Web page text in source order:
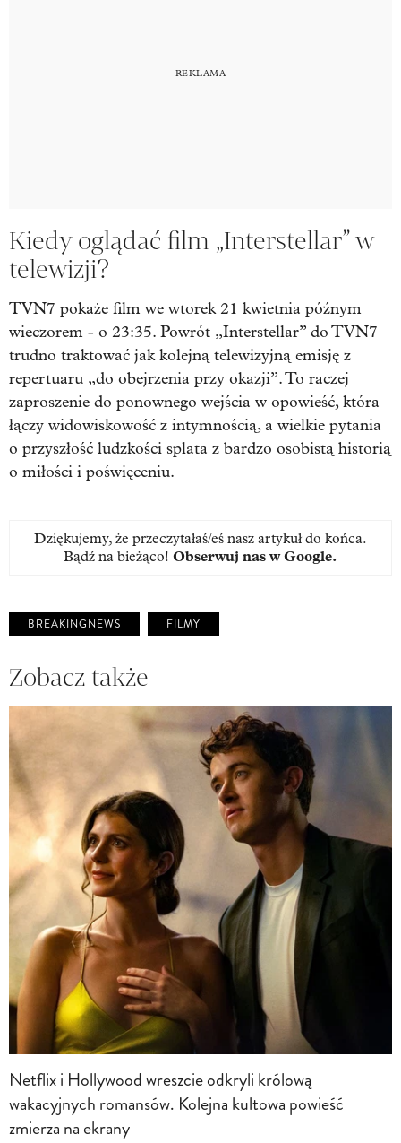
Kiedy oglądać film „Interstellar” w
telewizji?
TVN7 pokaże film we wtorek 21 kwietnia późnym
wieczorem - o 23:35. Powrót „Interstellar” do TVN7
trudno traktować jak kolejną telewizyjną emisję z
repertuaru „do obejrzenia przy okazji”. To raczej
zaproszenie do ponownego wejścia w opowieść, która
łączy widowiskowość z intymnością, a wielkie pytania
o przyszłość ludzkości splata z bardzo osobistą historią
o miłości i poświęceniu.
Dziękujemy, że przeczytałaś/eś nasz artykuł do końca.
Bądź na bieżąco! Obserwuj nas w Google.
BREAKINGNEWS FILMY
Zobacz także
Netflix i Hollywood wreszcie odkryli królową
wakacyjnych romansów. Kolejna kultowa powieść
zmierza na ekrany